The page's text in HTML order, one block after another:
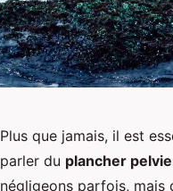
Plus que jamais, il est
parler du plancher
négligeons parfois, mais